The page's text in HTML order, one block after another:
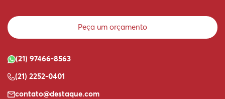
Peça um orçamento
(21) 97466-8563
(21) 2252-0401
contato@destaque.com